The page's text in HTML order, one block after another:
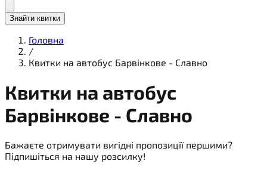
Знайти квитки
Головна
/
Квитки на автобус Барвінкове - Славно
Квитки на автобус
Барвінкове - Славно
Бажаєте отримувати вигідні пропозиції першими?
Підпишіться на нашу розсилку!